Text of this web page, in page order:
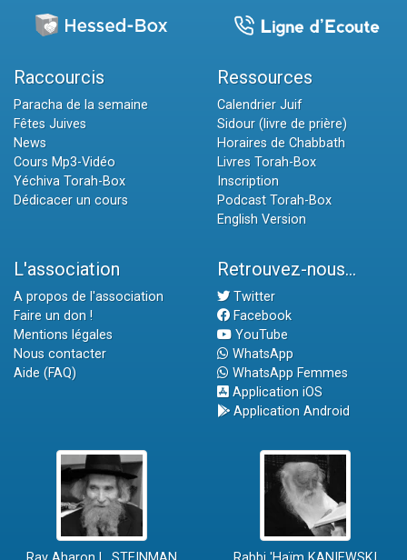
Raccourcis
Paracha de la semaine
Fêtes Juives
News
Cours Mp3-Vidéo
Yéchiva Torah-Box
Dédicacer un cours
Ressources
Calendrier Juif
Sidour (livre de prière)
Horaires de Chabbath
Livres Torah-Box
Inscription
Podcast Torah-Box
English Version
L'association
A propos de l'association
Faire un don !
Mentions légales
Nous contacter
Aide (FAQ)
Retrouvez-nous...
Twitter
Facebook
YouTube
WhatsApp
WhatsApp Femmes
Application iOS
Application Android